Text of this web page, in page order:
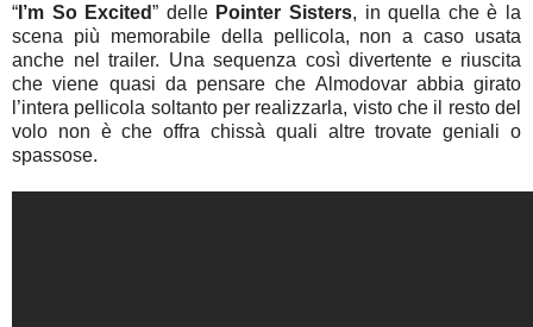
“ I’m So Excited” delle Pointer Sisters, in quella che è la
scena più memorabile della pellicola, non a caso usata
anche nel trailer. Una sequenza così divertente e riuscita
che viene quasi da pensare che Almodovar abbia girato
l’intera pellicola soltanto per realizzarla, visto che il resto del
volo non è che offra chissà quali altre trovate geniali o
spassose.